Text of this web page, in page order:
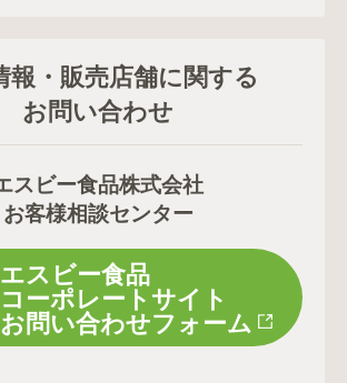
報・販売店舗に関する
お問い合わせ
スビー食品株式会社
お客様相談センター
エスビー食品
コーポレートサイト
お問い合わせフォーム